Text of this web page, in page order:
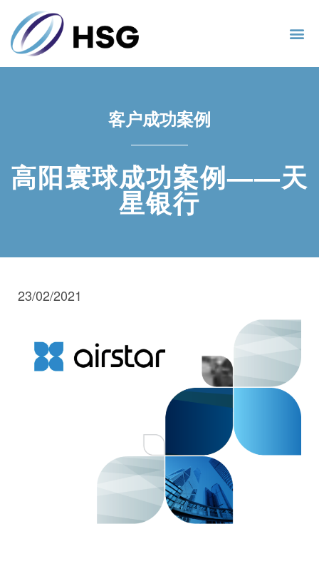
客户成功案例
高阳寰球成功案例——天
星银行
23/02/2021